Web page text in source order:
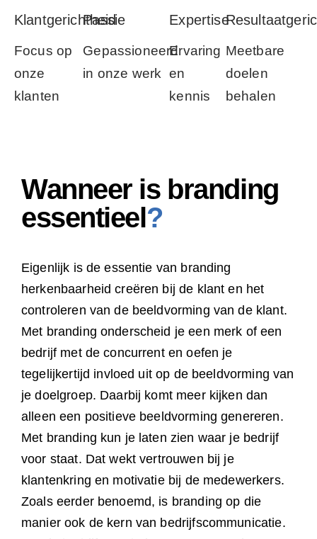
Klantgerichtheid
Focus op
onze
klanten
Passie
Gepassioneerd
in onze werk
Expertise
Ervaring
en
kennis
Meetbare
doelen
behalen
Wanneer is branding
essentieel?
Eigenlijk is de essentie van branding
herkenbaarheid creëren bij de klant en het
controleren van de beeldvorming van de klant.
Met branding onderscheid je een merk of een
bedrijf met de concurrent en oefen je
tegelijkertijd invloed uit op de beeldvorming van
je doelgroep. Daarbij komt meer kijken dan
alleen een positieve beeldvorming genereren.
Met branding kun je laten zien waar je bedrijf
voor staat. Dat wekt vertrouwen bij je
klantenkring en motivatie bij de medewerkers.
Zoals eerder benoemd, is branding op die
manier ook de kern van bedrijfscommunicatie.